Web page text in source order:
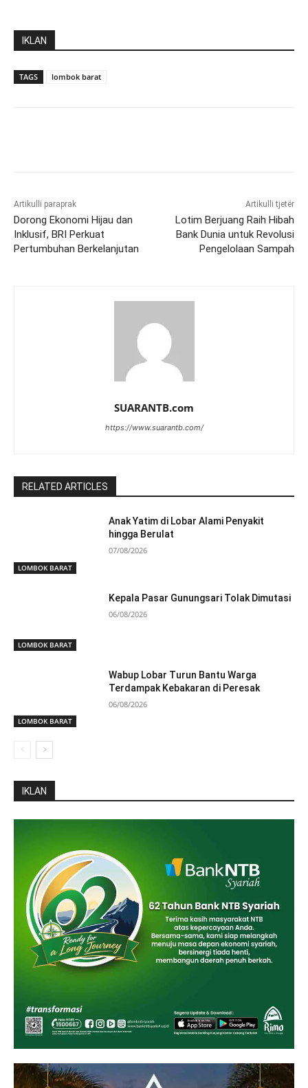
IKLAN
TAGS lombok barat
Artikulli paraprak
Dorong Ekonomi Hijau dan
Inklusif, BRI Perkuat
Pertumbuhan Berkelanjutan
Artikulli tjetër
Lotim Berjuang Raih Hibah
Bank Dunia untuk Revolusi
Pengelolaan Sampah
SUARANTB.com
https://www.suarantb.com/
RELATED ARTICLES
LOMBOK BARAT
Anak Yatim di Lobar Alami Penyakit
hingga Berulat
07/08/2026
LOMBOK BARAT
Kepala Pasar Gunungsari Tolak Dimutasi
06/08/2026
LOMBOK BARAT
Wabup Lobar Turun Bantu Warga
Terdampak Kebakaran di Peresak
06/08/2026
IKLAN